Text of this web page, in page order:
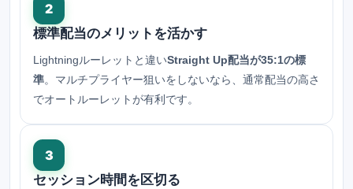
2
標準配当のメリットを活かす
Lightningルーレットと違いStraight Up配当が35:1の標
準。マルチプライヤー狙いをしないなら、通常配当の高さ
でオートルーレットが有利です。
3
セッション時間を区切る